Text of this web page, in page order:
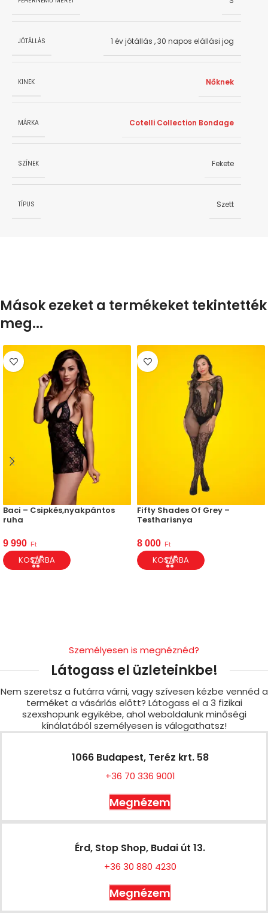
JÓTÁLLÁS 1 év jótállás ,30 napos elállási jog
KINEK Nőknek
MÁRKA Cotelli Collection Bondage
SZÍNEK Fekete
TÍPUS Szett
Mások ezeket a termékeket tekintették
meg...
Baci – Csipkés,nyakpántos
ruha
9 990 Ft
KOSÁRBA
Fifty Shades Of Grey –
Testharisnya
8 000 Ft
KOSÁRBA
Személyesen is megnéznéd?
Látogass el üzleteinkbe!
Nem szeretsz a futárra várni, vagy szívesen kézbe vennéd a
terméket a vásárlás előtt? Látogass el a 3 fizikai
szexshopunk egyikébe, ahol weboldalunk minőségi
kínálatából személyesen is válogathatsz!
1066 Budapest, Teréz krt. 58
+36 70 336 9001
Megnézem
Érd, Stop Shop, Budai út 13.
+36 30 880 4230
Megnézem